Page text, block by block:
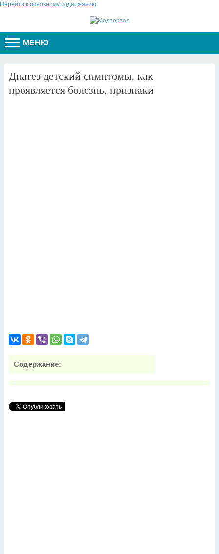
Перейти к основному содержанию
МЕНЮ
Диатез детский симптомы, как
проявляется болезнь, признаки
Содержание: